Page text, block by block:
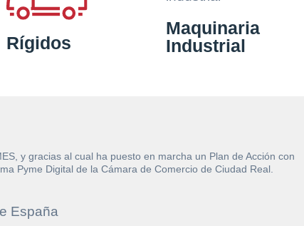
Rígidos
Maquinaria
Industrial
y gracias al cual ha puesto en marcha un Plan de Acción con
Pyme Digital de la Cámara de Comercio de Ciudad Real.